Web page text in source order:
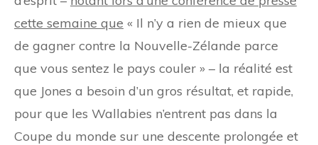
cette semaine que « Il n’y a rien de mieux que
de gagner contre la Nouvelle-Zélande parce
que vous sentez le pays couler » – la réalité est
que Jones a besoin d’un gros résultat, et rapide,
pour que les Wallabies n’entrent pas dans la
Coupe du monde sur une descente prolongée et